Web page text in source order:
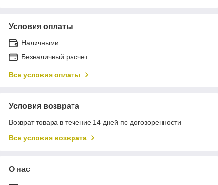
Условия оплаты
Наличными
Безналичный расчет
Все условия оплаты
Условия возврата
Возврат товара в течение 14 дней по договоренности
Все условия возврата
О нас